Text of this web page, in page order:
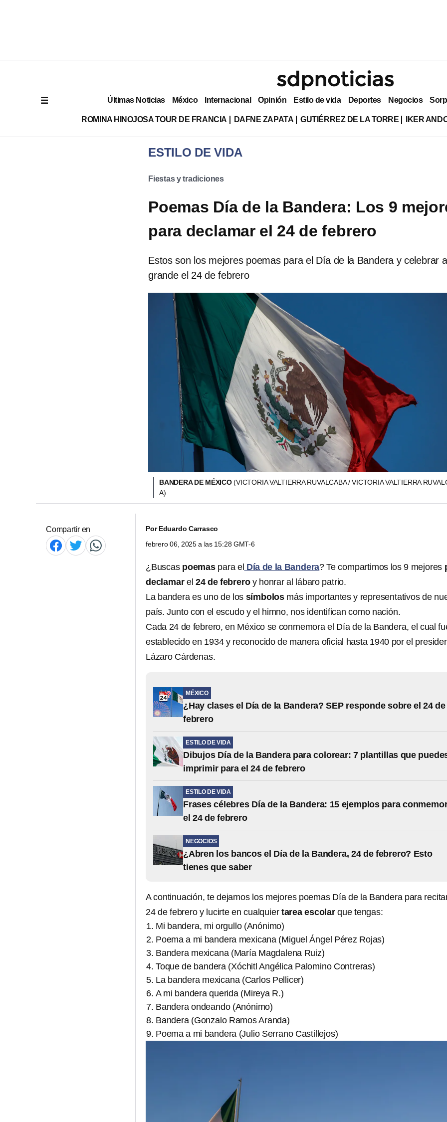
Últimas Noticias México Internacional Opinión Estilo de vida Deportes Negocios
ROMINA HINOJOSA TOUR DE FRANCIA DAFNE ZAPATA GUTIÉRREZ DE LA TORRE IKER
ESTILO DE VIDA
Fiestas y tradiciones
Poemas Día de la Bandera: Los 9
para declamar el 24 de febrero
Estos son los mejores poemas para el Día de la Bandera y celebrar
grande el 24 de febrero
BANDERA DE MÉXICO(VICTORIA VALTIERRA RUVALCABA / VICTORIA VALTIERRA
A)
Compartir en PorEduardo Carrasco
febrero 06, 2025 a las 15:28 GMT-6
¿Buscas poemas para el Día de la Bandera? Te compartimos los 9 mejores
declamarel 24 de febrero y honrar al lábaro patrio.
La bandera es uno de los símbolos más importantes y representativos de
país. Junto con el escudo y el himno, nos identifican como nación.
Cada 24 de febrero, en México se conmemora el Día de la Bandera, el cual
establecido en 1934 y reconocido de manera oficial hasta 1940 por el
Lázaro Cárdenas.
MÉXICO
¿Hay clases el Día de la Bandera? SEP responde sobre el 24 de
febrero
ESTILO DE VIDA
Dibujos Día de la Bandera para colorear: 7 plantillas que
imprimir para el 24 de febrero
ESTILO DE VIDA
Frases célebres Día de la Bandera: 15 ejemplos para
el 24 de febrero
NEGOCIOS
¿Abren los bancos el Día de la Bandera, 24 de febrero? Esto
tienes que saber
A continuación, te dejamos los mejores poemas Día de la Bandera para
24 de febrero y lucirte en cualquier tarea escolarque tengas:
Mi bandera, mi orgullo (Anónimo)
Poema a mi bandera mexicana (Miguel Ángel Pérez Rojas)
Bandera mexicana (María Magdalena Ruiz)
Toque de bandera (Xóchitl Angélica Palomino Contreras)
La bandera mexicana (Carlos Pellicer)
A mi bandera querida (Mireya R.)
Bandera ondeando (Anónimo)
Bandera (Gonzalo Ramos Aranda)
Poema a mi bandera (Julio Serrano Castillejos)